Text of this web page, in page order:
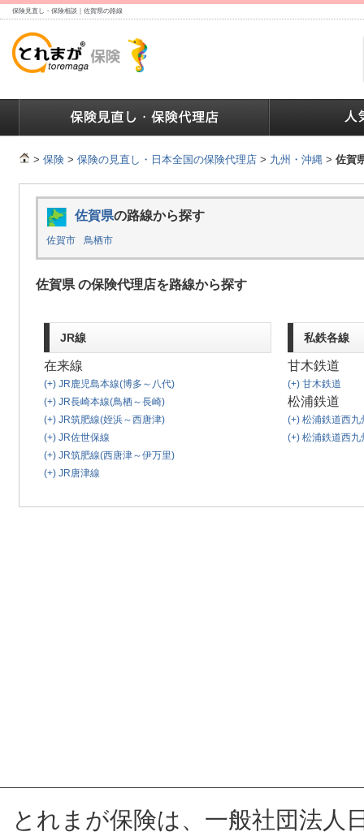
保険見直し・保険相談｜佐賀県の路線
> 保険 > 保険の見直し・日本全国の保険代理店 > 九州・沖縄 > 佐賀
佐賀県の路線から探す
佐賀市 鳥栖市
佐賀県 の保険代理店を路線から探す
JR線
在来線
(+) JR鹿児島本線(博多～八代)
(+) JR長崎本線(鳥栖～長崎)
(+) JR筑肥線(姪浜～西唐津)
(+) JR佐世保線
(+) JR筑肥線(西唐津～伊万里)
(+) JR唐津線
私鉄各線
甘木鉄道
(+) 甘木鉄道
松浦鉄道
(+) 松浦鉄道西九
(+) 松浦鉄道西九
とれまが保険は、一般社団法人